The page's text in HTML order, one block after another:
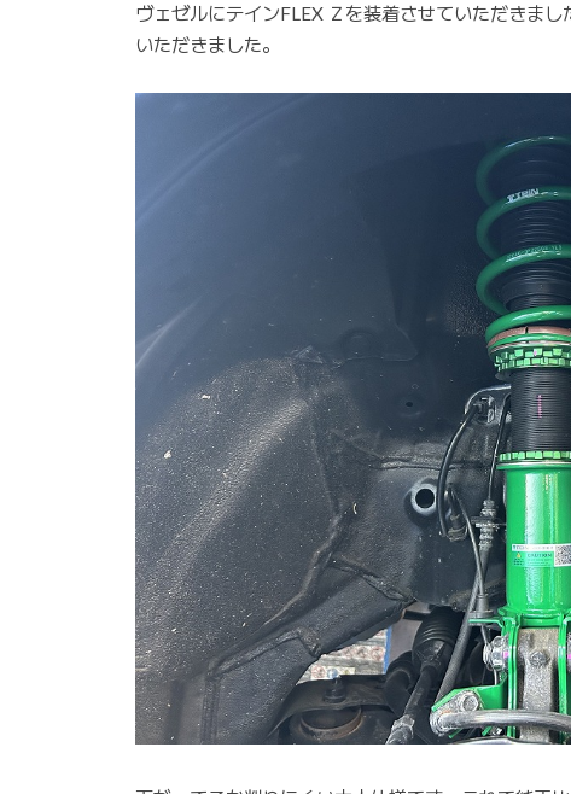
ヴェゼルにテインFLEX Ｚを装着させていただきま
いただきました。